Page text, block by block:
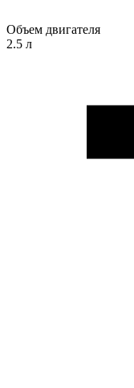
Объем двигателя
2.5 л